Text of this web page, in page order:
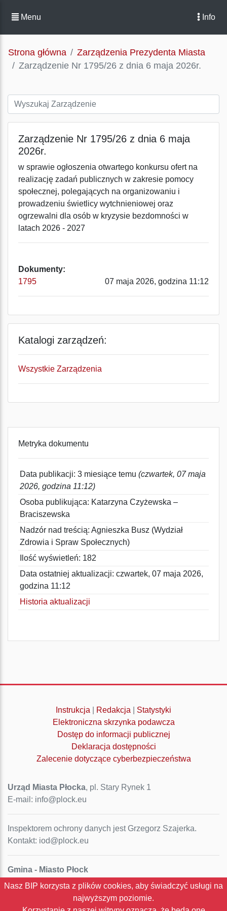
Menu Info
Strona główna
Zarządzenia Prezydenta Miasta
Zarządzenie Nr 1795/26 z dnia 6 maja 2026r.
Zarządzenie Nr 1795/26 z dnia 6 maja
2026r.
w sprawie ogłoszenia otwartego konkursu ofert na
realizację zadań publicznych w zakresie pomocy
społecznej, polegających na organizowaniu i
prowadzeniu świetlicy wytchnieniowej oraz
ogrzewalni dla osób w kryzysie bezdomności w
latach 2026 - 2027
Dokumenty:
1795
07 maja 2026, godzina 11:12
Katalogi zarządzeń:
Wszystkie Zarządzenia
Metryka dokumentu
Data publikacji: 3 miesiące temu (czwartek, 07 maja
2026, godzina 11:12)
Osoba publikująca: Katarzyna Czyżewska –
Braciszewska
Nadzór nad treścią: Agnieszka Busz (Wydział
Zdrowia i Spraw Społecznych)
Ilość wyświetleń: 182
Data ostatniej aktualizacji: czwartek, 07 maja 2026,
godzina 11:12
Historia aktualizacji
Instrukcja Redakcja
Statystyki
Elektroniczna skrzynka podawcza
Dostęp do informacji publicznej
Deklaracja dostępności
Zalecenie dotyczące cyberbezpieczeństwa
Urząd Miasta Płocka, pl. Stary Rynek 1
E-mail: info@plock.eu
Inspektorem ochrony danych jest Grzegorz Szajerka.
Kontakt: iod@plock.eu
Gmina - Miasto Płock
Pl. Stary Rynek 1
NIP: 774-31-35-712
Nasz BIP korzysta z plików cookies, aby świadczyć usługi na
najwyższym poziomie.